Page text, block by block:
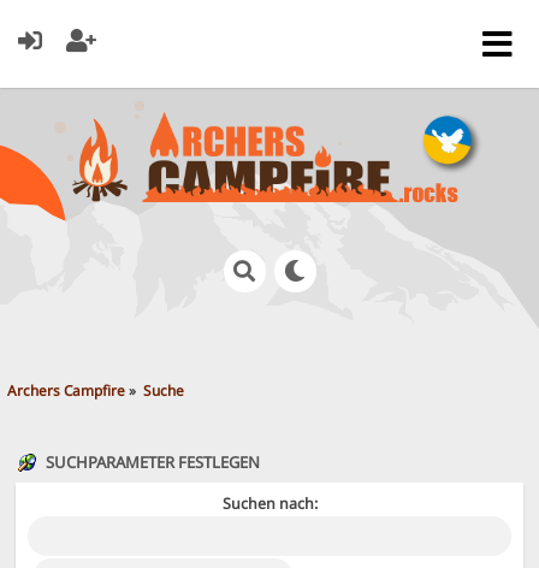
Archers Campfire» Suche
SUCHPARAMETER FESTLEGEN
Suchen nach: